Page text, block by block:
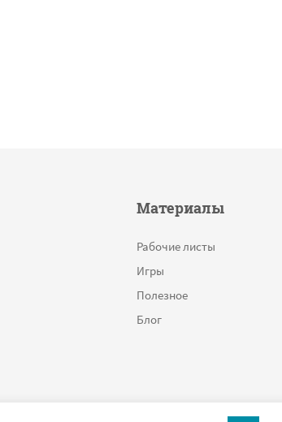
Материалы
Рабочие листы
Игры
Полезное
Блог